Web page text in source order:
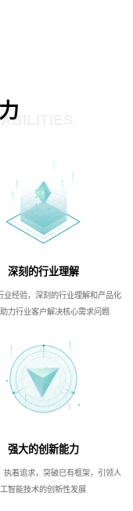
深刻的行业理解
业经验，深刻的行业理解和产品化
力行业客户解决核心需求问题
强大的创新能力
执着追求，突破已有框架，引领人
工智能技术的创新性发展